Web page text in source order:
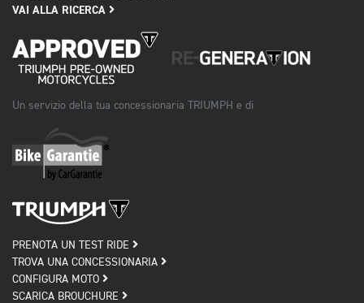
VAI ALLA RICERCA
Un servizio della tua concessionaria TRIUMPH e di
PRENOTA UN TEST RIDE
TROVA UNA CONCESSIONARIA
CONFIGURA MOTO
SCARICA BROUCHURE